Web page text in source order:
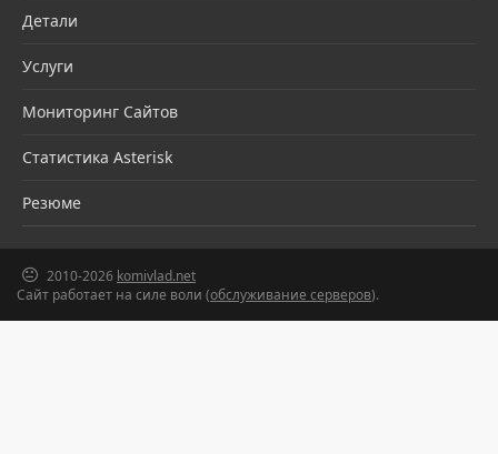
Детали
Услуги
Мониторинг Сайтов
Статистика Asterisk
Резюме
2010-2026 komivlad.net
Сайт работает на силе воли (обслуживание серверов).